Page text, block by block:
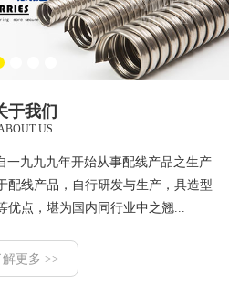
于我们
US
九九九年开始从事配线产品之生产
配线产品，自行研发与生产，具造型
点，堪为国内同行业中之翘...
解更多 >>